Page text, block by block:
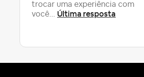
trocar uma experiência com
você... Última resposta